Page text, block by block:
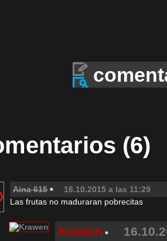
(6)
Aina 615
16.10.2015 a las 11:29
Las frutas no maduraran pobrecitas
Krawen